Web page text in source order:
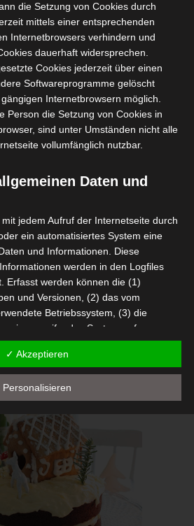
x
die Setzung von Cookies durch
mittels einer entsprechenden
Internetbrowsers verhindern und
dauerhaft widersprechen.
Cookies jederzeit über einen
Softwareprogramme gelöscht
Internetbrowsern möglich.
Person die Setzung von Cookies in
sind unter Umständen nicht alle
vollumfänglich nutzbar.
Daten und
jedem Aufruf der Internetseite durch
ein automatisiertes System eine
und Informationen. Diese
werden in den Logfiles
Erfasst werden können die (1)
und Versionen, (2) das vom
Betriebssystem, (3) die
ein zugreifendes System auf unsere
Referrer), (4) die
ein zugreifendes System auf
werden, (5) das Datum und
auf die Internetseite, (6) eine Internet-
Systems und (8) sonstige ähnliche
die der Gefahrenabwehr im Falle von
Systeme
Daten und Informationen
auf die betroffene Person.
vielmehr benötigt, um (1) die
✓ Akzeptieren
Personalisieren